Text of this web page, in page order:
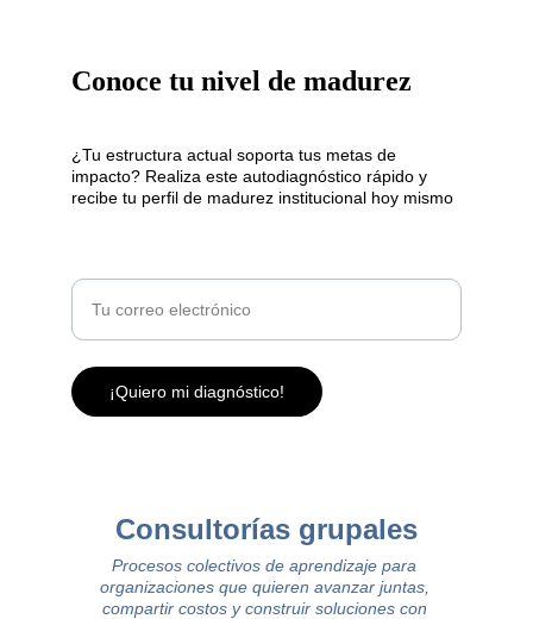
Conoce tu nivel de madurez
¡Quiero mi diagnóstico!
¿Tu estructura actual soporta tus metas de
impacto? Realiza este autodiagnóstico rápido y
recibe tu perfil de madurez institucional hoy mismo
Consultorías grupales
Procesos colectivos de aprendizaje para
organizaciones que quieren avanzar juntas,
compartir costos y construir soluciones con